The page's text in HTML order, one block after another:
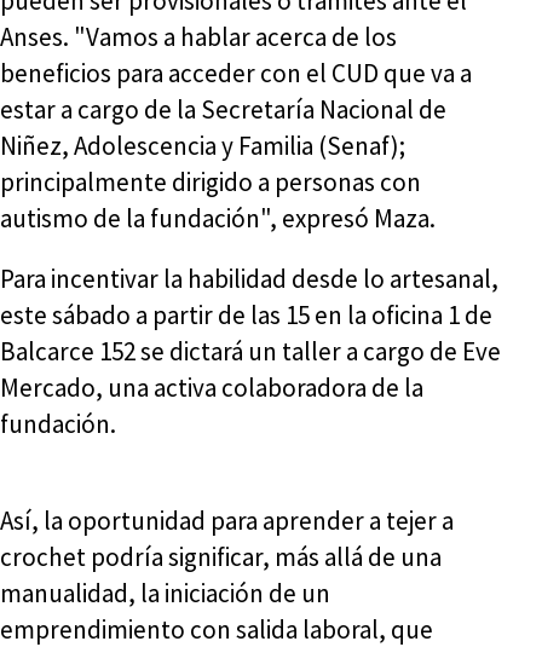
Anses. "Vamos a hablar acerca de los
beneficios para acceder con el CUD que va a
estar a cargo de la Secretaría Nacional de
Niñez, Adolescencia y Familia (Senaf);
principalmente dirigido a personas con
autismo de la fundación", expresó Maza.
Para incentivar la habilidad desde lo artesanal,
este sábado a partir de las 15 en la oficina 1 de
Balcarce 152 se dictará un taller a cargo de Eve
Mercado, una activa colaboradora de la
fundación.
Así, la oportunidad para aprender a tejer a
crochet podría significar, más allá de una
manualidad, la iniciación de un
emprendimiento con salida laboral, que